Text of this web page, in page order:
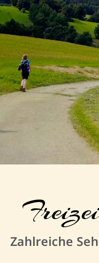
Zahlreiche